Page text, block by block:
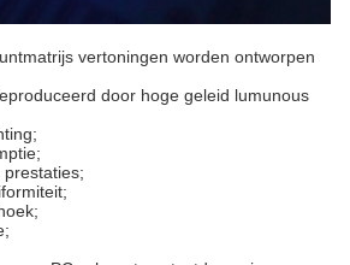
vertoningen worden ontworpen
door hoge geleid lumunous